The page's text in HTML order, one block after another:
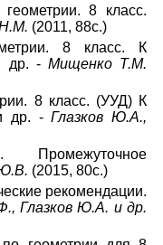
8 класс.
(2011, 88с.)
8 класс. К
др. - Мищенко Т.М.
8 класс. (УУД) К
и др. -Глазков Ю.А.,
(2015, 80с.)
рекомендации.
Глазков Ю.А. и др.